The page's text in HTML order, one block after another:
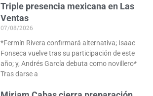
Triple presencia mexicana en Las
Ventas
07/08/2026
*Fermín Rivera confirmará alternativa; Isaac
Fonseca vuelve tras su participación de este
año; y, Andrés García debuta como novillero*
Tras darse a